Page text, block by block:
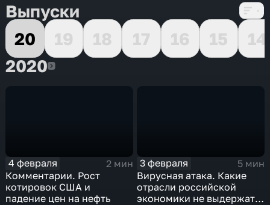
Выпуски
20
19 18 17 16 15
14
20202020
4 февраля
2 мин
Комментарии. Рост
котировок США и
падение цен на нефть
3 февраля
5 мин
Вирусная атака. Какие
отрасли российской
экономики не выдержат